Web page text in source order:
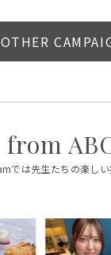
OTHER
from
では先生たちの楽しい